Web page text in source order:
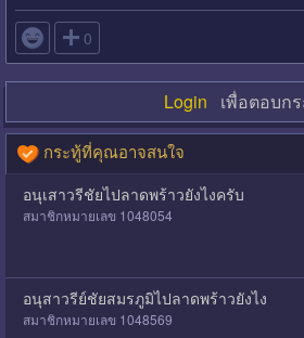
 0
Login เพื่อตอบก
กระทู้ที่คุณอาจสนใจ
อนุเสาวรีชัยไปลาดพร้าวยังไงครับ
สมาชิกหมายเลข 1048054
อนุสาวรีย์ชัยสมรภูมิไปลาดพร้าวยังไง
สมาชิกหมายเลข 1048569